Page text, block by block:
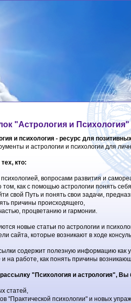
"Астрология и Психология"
и психология - ресурс для
и астрологии и психологии для
кто:
вопросами развития и
том, как с помощью астрологии понять
свой Путь и понять свои задачи,
причины происходящего,
процветанию и гармонии.
новые статьи по астрологии и
сайта, которые возникают в ходе
содержит полезную информацию как
на работе, как понять причины
"Психология и астрология", Вы
статей,
"Практической психологии" и новых